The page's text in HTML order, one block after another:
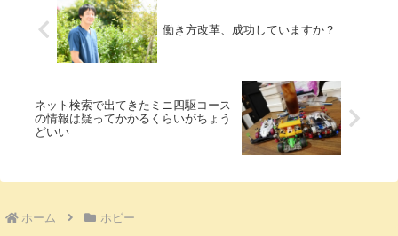
働き方改革、成功していますか？
ネット検索で出てきたミニ四駆コース
の情報は疑ってかかるくらいがちょう
どいい
ホーム ホビー